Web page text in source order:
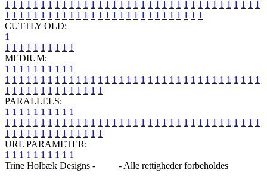
1 1 1 1 1 1 1 1 1 1 1 1 1 1 1 1 1 1 1 1 1 1 1 1 1 1 1 1 1 1 1 1 1 1 1 1
1 1 1 1 1 1 1 1 1 1 1 1 1 1 1 1 1 1 1 1 1 1 1 1 1 1 1 1
CUTTLY OLD:
1
1 1 1 1 1 1 1 1 1 1
MEDIUM:
1 1 1 1 1 1 1 1 1 1
1 1 1 1 1 1 1 1 1 1 1 1 1 1 1 1 1 1 1 1 1 1 1 1 1 1 1 1 1 1 1 1 1 1 1 1
1 1 1 1 1 1 1 1 1 1 1 1 1 1
PARALLELS:
1 1 1 1 1 1 1 1 1 1
1 1 1 1 1 1 1 1 1 1 1 1 1 1 1 1 1 1 1 1 1 1 1 1 1 1 1 1 1 1 1 1 1 1 1 1
1 1 1 1 1 1 1 1 1 1 1 1 1 1
URL PARAMETER:
1 1 1 1 1 1 1 1 1 1
Trine Holbæk Designs -
- Alle rettigheder forbeholdes